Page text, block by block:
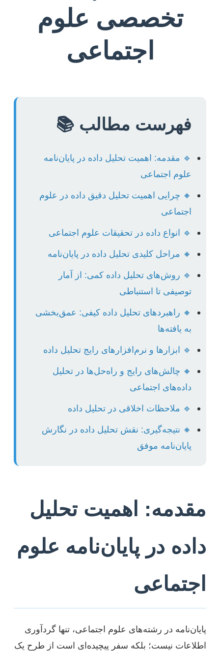
تخصصی علوم
اجتماعی
فهرست مطالب 📚
🔹 مقدمه: اهمیت تحلیل داده در پایان‌نامه
علوم اجتماعی
🔸 چرایی اهمیت تحلیل دقیق داده در علوم
اجتماعی
🔹 انواع داده در تحقیقات علوم اجتماعی
🔸 مراحل کلیدی تحلیل داده در پایان‌نامه
🔹 روش‌های تحلیل داده کمی: از آمار
توصیفی تا استنباطی
🔸 راهبردهای تحلیل داده کیفی: عمق‌بخشی
به یافته‌ها
🔹 ابزارها و نرم‌افزارهای رایج تحلیل داده
🔸 چالش‌های رایج و راه‌حل‌ها در تحلیل
داده‌های اجتماعی
🔹 ملاحظات اخلاقی در تحلیل داده
🔸 نتیجه‌گیری: نقش تحلیل داده در نگارش
پایان‌نامه موفق
مقدمه: اهمیت تحلیل
داده در پایان‌نامه علوم
اجتماعی
پایان‌نامه در رشته‌های علوم اجتماعی، تنها گردآوری
اطلاعات نیست؛ بلکه سفر پیچیده‌ای است از طرح یک